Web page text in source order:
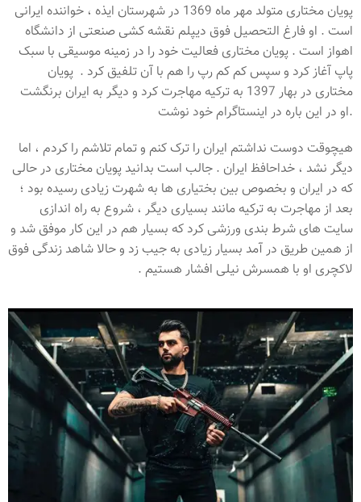
پویان مختاری متولد مهر ماه 1369 در شهرستان ایذه ، خواننده ایرانی
است . او فارغ التحصیل فوق دیپلم نقشه کشی صنعتی از دانشگاه
اهواز است . پویان مختاری فعالیت خود را در زمینه موسیقی با سبک
پاپ آغاز کرد و سپس کم کم رپ را هم با آن تلفیق کرد . پویان
مختاری در بهار 1397 به ترکیه مهاجرت کرد و دیگر به ایران برنگشت
.او در این باره در اینستاگرام خود نوشت
هیچوقت دوست نداشتم ایران را ترک کنم و تمام تلاشم را کردم ، اما
دیگر نشد ، خداحافظ ایران . جالب است بدانید پویان مختاری در حالی
که در ایران و بخصوص بین بختیاری ها به شهرت زیادی رسیده بود ؛
بعد از مهاجرت به ترکیه مانند بسیاری دیگر ، شروع به راه اندازی
سایت های شرط بندی ورزشی کرد که بسیار هم در این کار موفق شد و
از همین طریق در آمد بسیار زیادی به جیب زد و حالا شاهد زندگی فوق
لاکچری او با همسرش نیلی افشار هستیم .